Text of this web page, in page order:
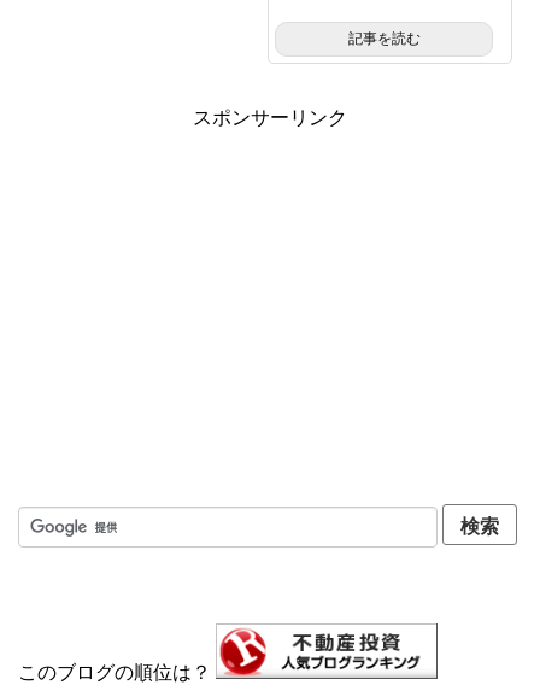
記事を読む
スポンサーリンク
このブログの順位は？